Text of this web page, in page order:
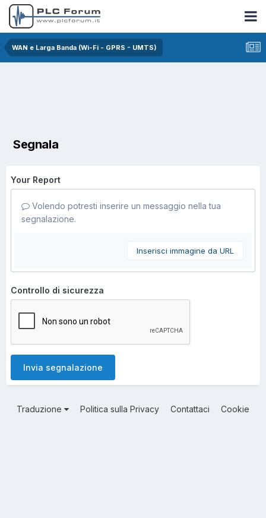
WAN e Larga Banda (Wi-Fi - GPRS - UMTS)
Segnala
Your Report
Volendo potresti inserire un messaggio nella tua
segnalazione.
Inserisci immagine da URL
Controllo di sicurezza
Invia segnalazione
Traduzione Politica sulla Privacy Contattaci Cookie